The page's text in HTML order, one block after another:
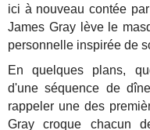
ici à nouveau contée
James Gray lève le
personnelle inspirée de
En quelques plans,
d'une séquence de
rappeler une des
Gray croque chacun